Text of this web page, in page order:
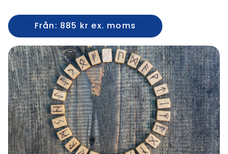
Från: 885 kr ex. moms